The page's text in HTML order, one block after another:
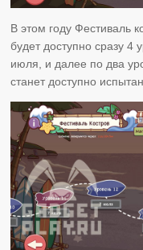
В этом году Фестиваль
будет доступно сразу 4
июля, и далее по два
станет доступно